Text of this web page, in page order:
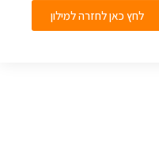
לחץ כאן לחזרה למילון